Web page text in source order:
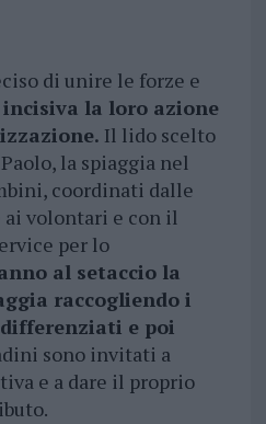
di unire le forze e
la loro azione
Il lido scelto
la spiaggia nel
coordinati dalle
volontari e con il
per lo
al setaccio la
raccogliendo i
e poi
sono invitati a
e a dare il proprio